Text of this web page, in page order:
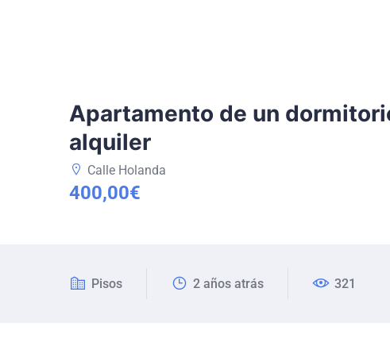
Apartamento de un
alquiler
Calle Holanda
400,00€
Pisos 2 años atrás 321